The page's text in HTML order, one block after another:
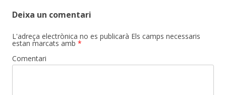
Deixa un comentari
L'adreça electrònica no es publicarà Els camps necessaris
estan marcats amb *
Comentari